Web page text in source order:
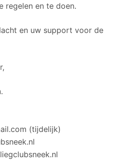
regelen en te doen.
en uw support voor de
(tijdelijk)